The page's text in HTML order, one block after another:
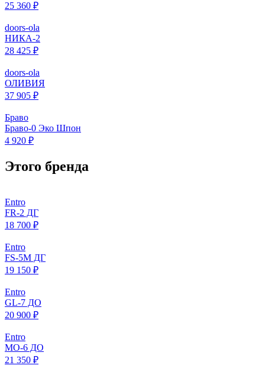
25 360 ₽
doors-ola
НИКА-2
28 425 ₽
doors-ola
ОЛИВИЯ
37 905 ₽
Браво
Браво-0 Эко Шпон
4 920 ₽
Этого бренда
Entro
FR-2 ДГ
18 700 ₽
Entro
FS-5M ДГ
19 150 ₽
Entro
GL-7 ДО
20 900 ₽
Entro
МO-6 ДО
21 350 ₽